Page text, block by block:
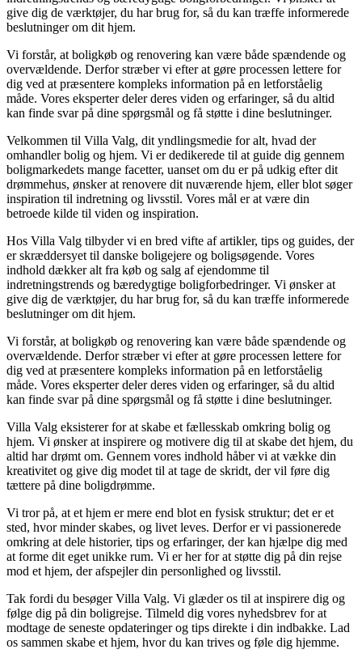
give dig de værktøjer, du har brug for, så du kan træffe informerede
beslutninger om dit hjem.
Vi forstår, at boligkøb og renovering kan være både spændende og
overvældende. Derfor stræber vi efter at gøre processen lettere for
dig ved at præsentere kompleks information på en letforståelig
måde. Vores eksperter deler deres viden og erfaringer, så du altid
kan finde svar på dine spørgsmål og få støtte i dine beslutninger.
Velkommen til Villa Valg, dit yndlingsmedie for alt, hvad der
omhandler bolig og hjem. Vi er dedikerede til at guide dig gennem
boligmarkedets mange facetter, uanset om du er på udkig efter dit
drømmehus, ønsker at renovere dit nuværende hjem, eller blot søger
inspiration til indretning og livsstil. Vores mål er at være din
betroede kilde til viden og inspiration.
Hos Villa Valg tilbyder vi en bred vifte af artikler, tips og guides, der
er skræddersyet til danske boligejere og boligsøgende. Vores
indhold dækker alt fra køb og salg af ejendomme til
indretningstrends og bæredygtige boligforbedringer. Vi ønsker at
give dig de værktøjer, du har brug for, så du kan træffe informerede
beslutninger om dit hjem.
Vi forstår, at boligkøb og renovering kan være både spændende og
overvældende. Derfor stræber vi efter at gøre processen lettere for
dig ved at præsentere kompleks information på en letforståelig
måde. Vores eksperter deler deres viden og erfaringer, så du altid
kan finde svar på dine spørgsmål og få støtte i dine beslutninger.
Villa Valg eksisterer for at skabe et fællesskab omkring bolig og
hjem. Vi ønsker at inspirere og motivere dig til at skabe det hjem, du
altid har drømt om. Gennem vores indhold håber vi at vække din
kreativitet og give dig modet til at tage de skridt, der vil føre dig
tættere på dine boligdrømme.
Vi tror på, at et hjem er mere end blot en fysisk struktur; det er et
sted, hvor minder skabes, og livet leves. Derfor er vi passionerede
omkring at dele historier, tips og erfaringer, der kan hjælpe dig med
at forme dit eget unikke rum. Vi er her for at støtte dig på din rejse
mod et hjem, der afspejler din personlighed og livsstil.
Tak fordi du besøger Villa Valg. Vi glæder os til at inspirere dig og
følge dig på din boligrejse. Tilmeld dig vores nyhedsbrev for at
modtage de seneste opdateringer og tips direkte i din indbakke. Lad
os sammen skabe et hjem, hvor du kan trives og føle dig hjemme.